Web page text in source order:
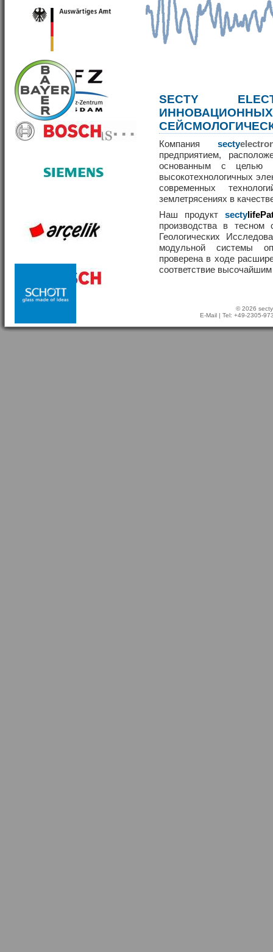
SECTY
Компания secty
предприятием,
основанным с целью
высокотехнологичных
современных
землетрясениях в
Наш продукт secty
производства в тесном
Геологических
модульной системы
проверена в ходе
соответствие
© 2026
E-Mail | Tel: +49-2305-